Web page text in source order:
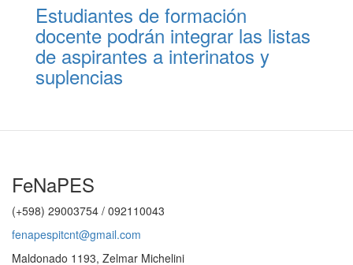
Estudiantes de formación
docente podrán integrar las listas
de aspirantes a interinatos y
suplencias
FeNaPES
(+598) 29003754 / 092110043
fenapespitcnt@gmail.com
Maldonado 1193, Zelmar Michelini